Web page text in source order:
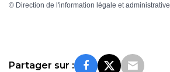
© Direction de l'information légale et administrative
Partager sur :